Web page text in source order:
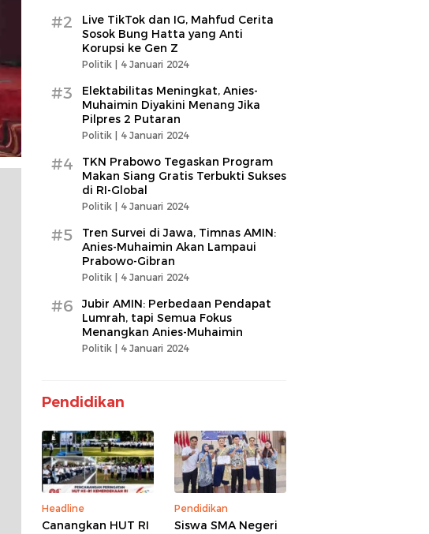
#2
Live TikTok dan IG, Mahfud Cerita
Sosok Bung Hatta yang Anti
Korupsi ke Gen Z
Politik | 4 Januari 2024
#3
Elektabilitas Meningkat, Anies-
Muhaimin Diyakini Menang Jika
Pilpres 2 Putaran
Politik | 4 Januari 2024
#4
TKN Prabowo Tegaskan Program
Makan Siang Gratis Terbukti Sukses
di RI-Global
Politik | 4 Januari 2024
#5
Tren Survei di Jawa, Timnas AMIN:
Anies-Muhaimin Akan Lampaui
Prabowo-Gibran
Politik | 4 Januari 2024
#6
Jubir AMIN: Perbedaan Pendapat
Lumrah, tapi Semua Fokus
Menangkan Anies-Muhaimin
Politik | 4 Januari 2024
Pendidikan
Headline
Canangkan HUT RI
Pendidikan
Siswa SMA Negeri